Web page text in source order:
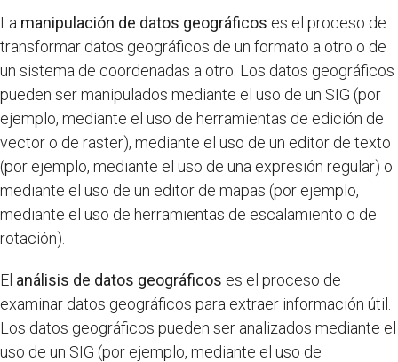
La manipulación de datos geográficos es el proceso de
transformar datos geográficos de un formato a otro o de
un sistema de coordenadas a otro. Los datos geográficos
pueden ser manipulados mediante el uso de un SIG (por
ejemplo, mediante el uso de herramientas de edición de
vector o de raster), mediante el uso de un editor de texto
(por ejemplo, mediante el uso de una expresión regular) o
mediante el uso de un editor de mapas (por ejemplo,
mediante el uso de herramientas de escalamiento o de
rotación).
El análisis de datos geográficos es el proceso de
examinar datos geográficos para extraer información útil.
Los datos geográficos pueden ser analizados mediante el
uso de un SIG (por ejemplo, mediante el uso de